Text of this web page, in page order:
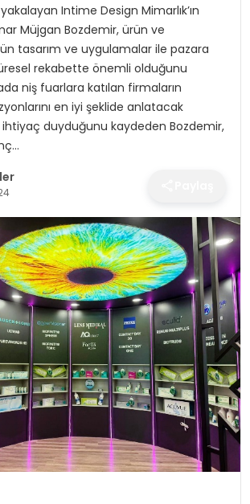
Intime Design Mimarlık’ın
Müjgan Bozdemir, ürün ve
tasarım ve uygulamalar ile pazara
rekabette önemli olduğunu
niş fuarlara katılan firmaların
en iyi şeklide anlatacak
ihtiyaç duyduğunu kaydeden Bozdemir,